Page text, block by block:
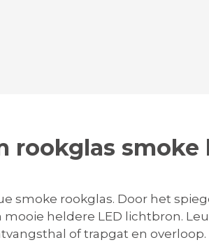
rookglas smoke
smoke rookglas. Door het
heldere LED lichtbron.
of trapgat en overloop.